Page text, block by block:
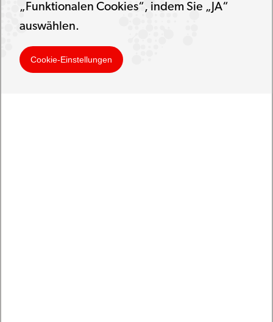
„Funktionalen Cookies“, indem Sie „JA“
auswählen.
Cookie-Einstellungen